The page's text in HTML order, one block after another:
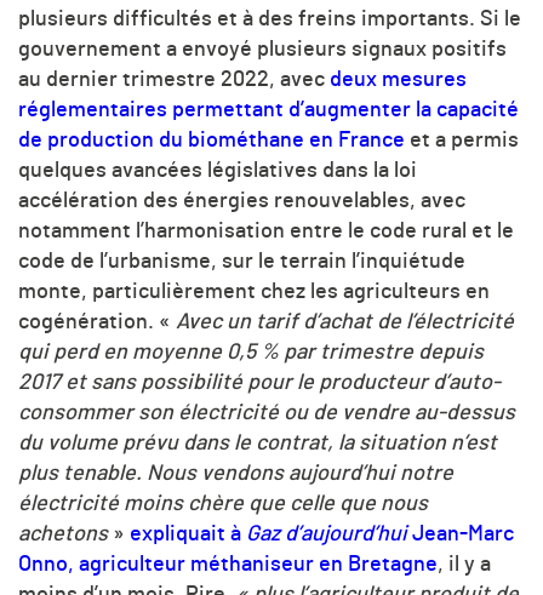
plusieurs difficultés et à des freins importants. Si le
gouvernement a envoyé plusieurs signaux positifs
au dernier trimestre 2022, avec deux mesures
réglementaires permettant d’augmenter la capacité
de production du biométhane en France et a permis
quelques avancées législatives dans la loi
accélération des énergies renouvelables, avec
notamment l’harmonisation entre le code rural et le
code de l’urbanisme, sur le terrain l’inquiétude
monte, particulièrement chez les agriculteurs en
cogénération. « Avec un tarif d’achat de l’électricité
qui perd en moyenne 0,5 % par trimestre depuis
2017 et sans possibilité pour le producteur d’auto-
consommer son électricité ou de vendre au-dessus
du volume prévu dans le contrat, la situation n’est
plus tenable. Nous vendons aujourd’hui notre
électricité moins chère que celle que nous
achetons» expliquait à Gaz d’aujourd’huiJean-Marc
Onno, agriculteur méthaniseur en Bretagne, il y a